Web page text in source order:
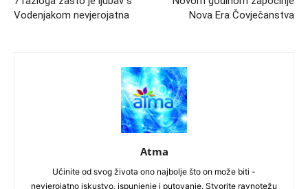
Vodenjakom nevjerojatna
Nova Era Čovječanstva
Atma
Učinite od svog života ono najbolje što on može biti -
nevjerojatno iskustvo, ispunjenje i putovanje. Stvorite ravnotežu